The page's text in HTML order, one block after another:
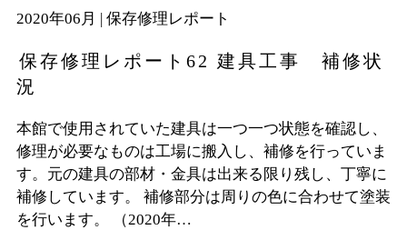
2020年06月 | 保存修理レポート
保存修理レポート62 建具工事 補修状
況
本館で使用されていた建具は一つ一つ状態を確認し、
修理が必要なものは工場に搬入し、補修を行っていま
す。元の建具の部材・金具は出来る限り残し、丁寧に
補修しています。 補修部分は周りの色に合わせて塗装
を行います。 （2020年…